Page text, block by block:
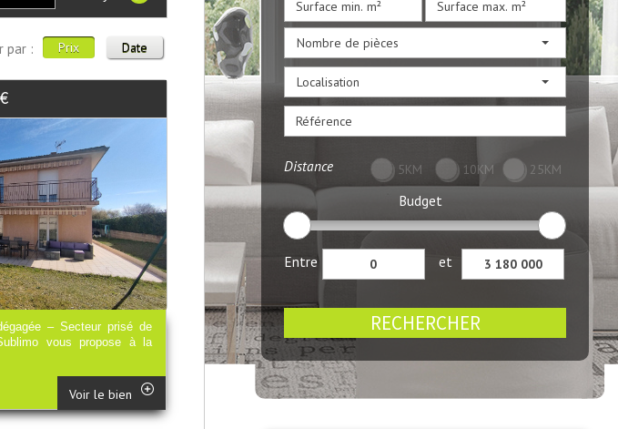
Nombre de pièces
Localisation
Distance 5KM 10KM 25KM
Budget
Entre et
RECHERCHER
par : Prix Date
€
– Secteur prisé de
vous propose à la
Voir le bien